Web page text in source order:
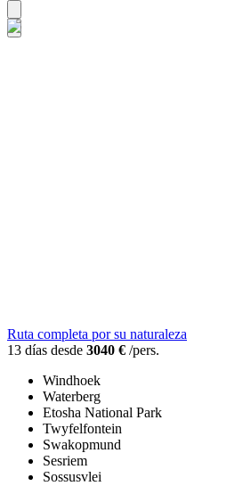
Ruta completa por su naturaleza
13 días desde 3040 € /pers.
Windhoek
Waterberg
Etosha National Park
Twyfelfontein
Swakopmund
Sesriem
Sossusvlei